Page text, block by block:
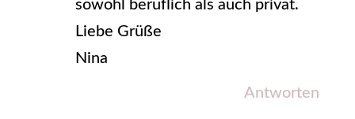
sowohl beruflich als auch privat.
Liebe Grüße
Nina
Antworten